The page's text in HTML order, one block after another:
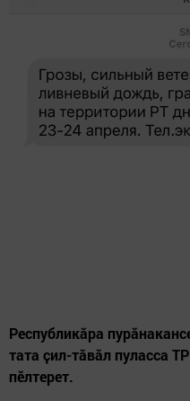
Республикăра
тата ҫил-тӑвӑл пуласса
пӗлтерет.